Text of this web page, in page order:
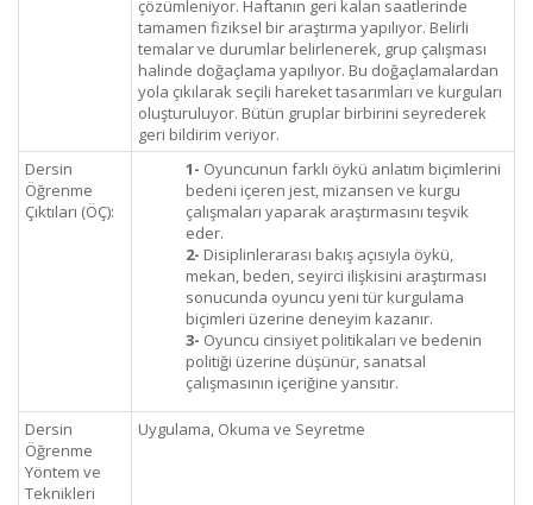
çözümleniyor. Haftanın geri kalan saatlerinde
tamamen fiziksel bir araştırma yapılıyor. Belirli
temalar ve durumlar belirlenerek, grup çalışması
halinde doğaçlama yapılıyor. Bu doğaçlamalardan
yola çıkılarak seçili hareket tasarımları ve kurguları
oluşturuluyor. Bütün gruplar birbirini seyrederek
geri bildirim veriyor.
Dersin
Öğrenme
Çıktıları (ÖÇ):
1- Oyuncunun farklı öykü anlatım biçimlerini
bedeni içeren jest, mizansen ve kurgu
çalışmaları yaparak araştırmasını teşvik
eder.
2- Disiplinlerarası bakış açısıyla öykü,
mekan, beden, seyirci ilişkisini araştırması
sonucunda oyuncu yeni tür kurgulama
biçimleri üzerine deneyim kazanır.
3- Oyuncu cinsiyet politikaları ve bedenin
politiği üzerine düşünür, sanatsal
çalışmasının içeriğine yansıtır.
Dersin
Öğrenme
Yöntem ve
Teknikleri
Uygulama, Okuma ve Seyretme